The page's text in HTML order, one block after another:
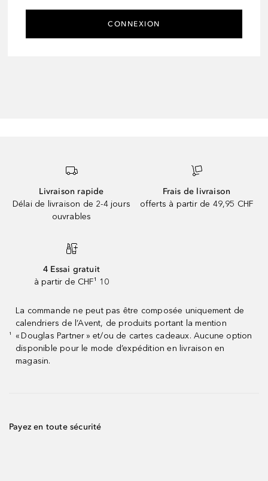
CONNEXION
Livraison rapide
Délai de livraison de 2-4 jours
ouvrables
Frais de livraison
offerts à partir de 49,95 CHF
4 Essai gratuit
à partir de CHF¹ 10
¹
La commande ne peut pas être composée uniquement de
calendriers de l’Avent, de produits portant la mention
« Douglas Partner » et/ou de cartes cadeaux. Aucune option
disponible pour le mode d’expédition en livraison en
magasin.
Payez en toute sécurité